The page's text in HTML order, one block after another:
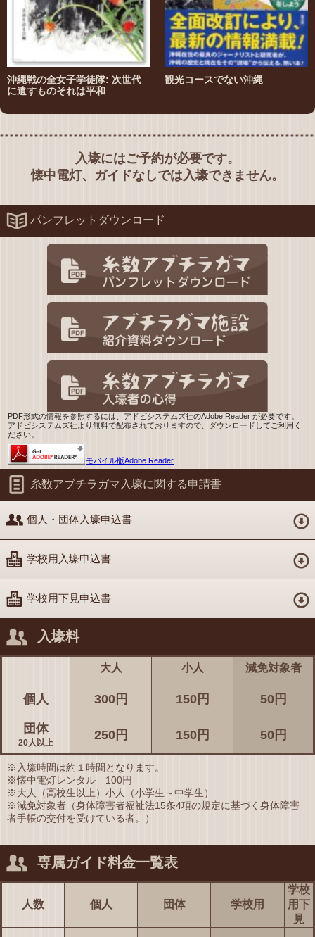
沖縄戦の全女子学徒隊: 次世代
に遺すものそれは平和
観光コースでない沖縄
入壕にはご予約が必要です。
懐中電灯、ガイドなしでは入壕できません。
パンフレットダウンロード
糸数ア
アブチ
糸数ア
PDF形式の情報を参照するには、アドビシステムズ社のAdobe Reader が必要です。
アドビシステムズ社より無料で配布されておりますので、ダウンロードしてご利用く
ださい。
モバイル版Adobe Reader
糸数アブチラガマ入壕に関する申請書
個人・団体入壕申込書
学校用入壕申込書
学校用下見申込書
入壕料
大人 小人 減免対象者
個人 300円 150円 50円
団体
20人以上
250円 150円 50円
※入壕時間は約１時間となります。
※懐中電灯レンタル 100円
※大人（高校生以上）小人（小学生～中学生）
※減免対象者（身体障害者福祉法15条4項の規定に基づく身体障害
者手帳の交付を受けている者。）
専属ガイド料金一覧表
人数 個人 団体 学校用
学校
用下
見